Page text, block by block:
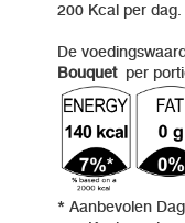
200 Kcal per dag.
De
Bouquetper
* Aanbevolen